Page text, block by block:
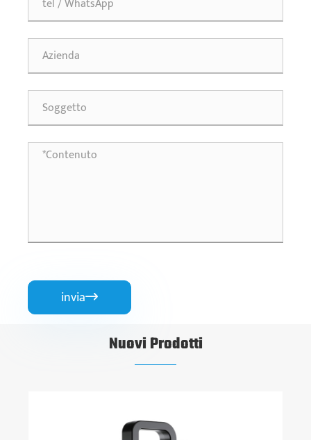
invia
Nuovi Prodotti